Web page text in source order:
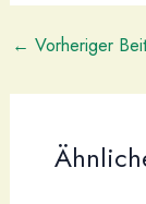
← Vorheriger